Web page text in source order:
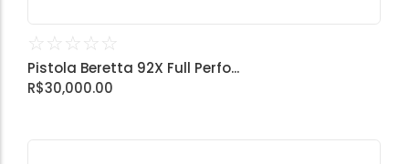
☆ ☆ ☆ ☆ ☆
Pistola Beretta 92X Full Perfo...
R$30,000.00